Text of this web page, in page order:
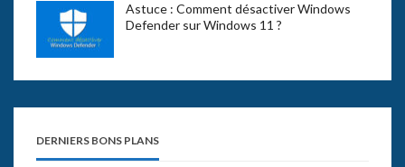
Astuce : Comment désactiver Windows
Defender sur Windows 11 ?
DERNIERS BONS PLANS